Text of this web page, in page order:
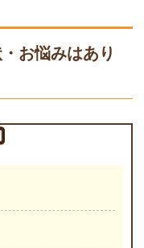
お悩みはあり